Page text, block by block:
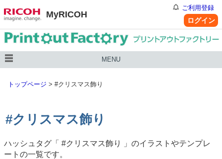
MyRICOH
ご利用登録
ログイン
MENU
トップページ > #クリスマス飾り
#クリスマス飾り
ハッシュタグ「 #クリスマス飾り
」のイラストやテンプレ
ートの一覧です。